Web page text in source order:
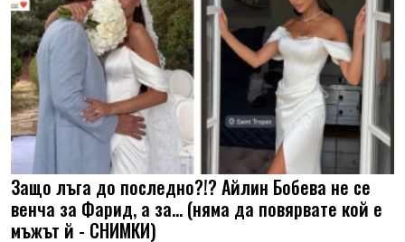
Защо лъга до последно?!? Айлин Бобева не се
венча за Фарид, а за... (няма да повярвате кой е
мъжът й - СНИМКИ)